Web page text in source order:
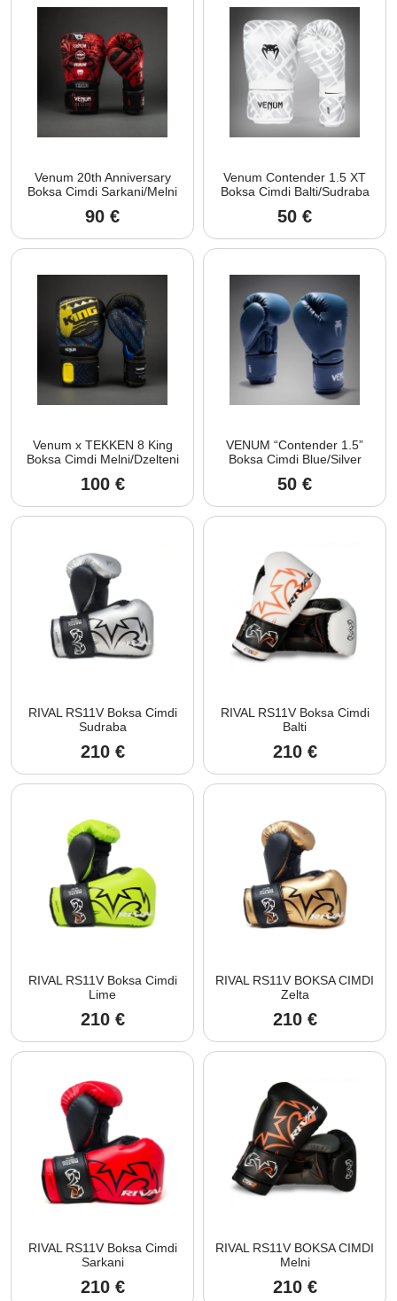
Venum 20th Anniversary
Boksa Cimdi Sarkani/Melni
90 €
Venum Contender 1.5 XT
Boksa Cimdi Balti/Sudraba
50 €
Venum x TEKKEN 8 King
Boksa Cimdi Melni/Dzelteni
100 €
VENUM “Contender 1.5”
Boksa Cimdi Blue/Silver
50 €
RIVAL RS11V Boksa Cimdi
Sudraba
210 €
RIVAL RS11V Boksa Cimdi
Balti
210 €
RIVAL RS11V Boksa Cimdi
Lime
210 €
RIVAL RS11V BOKSA CIMDI
Zelta
210 €
RIVAL RS11V Boksa Cimdi
Sarkani
210 €
RIVAL RS11V BOKSA CIMDI
Melni
210 €